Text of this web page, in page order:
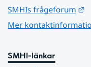
SMHIs frågeforum
Mer
SMHI-länkar